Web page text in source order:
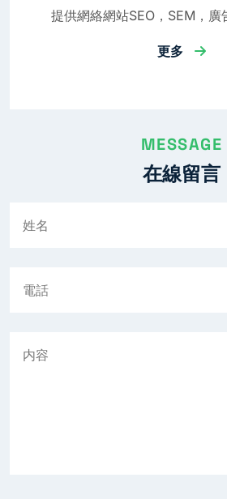
提供網絡網站SEO，SEM，廣
更多
MESSAGE
在線留言